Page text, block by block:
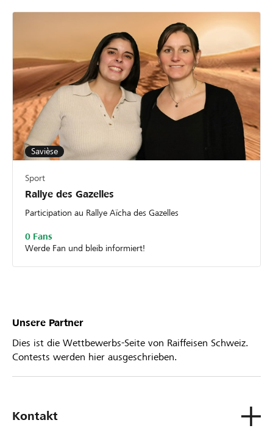
Savièse
Sport
Rallye des Gazelles
Participation au Rallye Aïcha des Gazelles
0 Fans
Werde Fan und bleib informiert!
Unsere Partner
Dies ist die Wettbewerbs-Seite von Raiffeisen Schweiz.
Contests werden hier ausgeschrieben.
Kontakt